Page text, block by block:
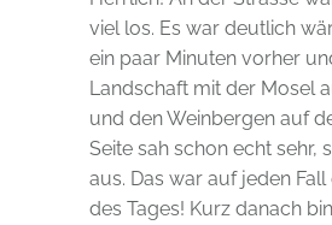
viel los. Es war deutlich
ein paar Minuten vorher
Landschaft mit der Mosel
und den Weinbergen auf
Seite sah schon echt sehr,
aus. Das war auf jeden
des Tages! Kurz danach